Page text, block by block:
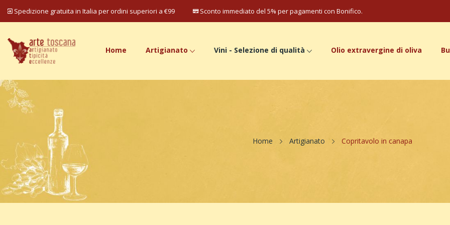
Spedizione gratuita in Italia per ordini superiori a €99 Sconto immediato del 5% per pagamenti con Bonifico.
Home Artigianato Vini - Selezione di qualità Olio extravergine di oliva
Home Artigianato Copritavolo in canapa